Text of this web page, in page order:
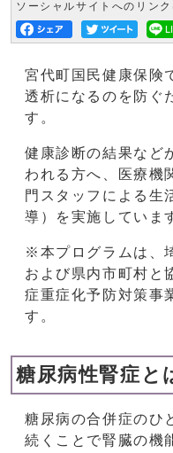
ソーシャルサイトへのリン
宮代町国民健康保険
透析になるのを防ぐ
す。
健康診断の結果など
われる方へ、医療機
門スタッフによる生
導）を実施していま
※本プログラムは、
および県内市町村と
症重症化予防対策事
す。
糖尿病性腎症と
糖尿病の合併症のひ
続くことで腎臓の機